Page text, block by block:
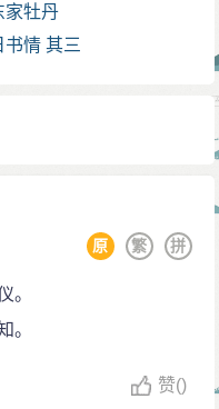
家牡丹
书情 其三
拼
繁
原
。
。
赞()